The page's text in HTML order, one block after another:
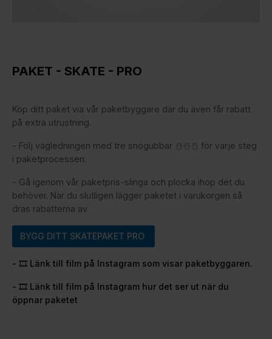
PAKET - SKATE - PRO
Köp ditt paket via vår paketbyggare där du även får rabatt
på extra utrustning.
- Följ vägledningen med tre snögubbar ☃️☃️☃️ för varje steg
i paketprocessen.
- Gå igenom vår paketpris-slinga och plocka ihop det du
behöver. När du slutligen lägger paketet i varukorgen så
dras rabatterna av.
BYGG DITT SKATEPAKET PRO
- 🎞️ Länk till film på Instagram som visar paketbyggaren.
- 🎞️ Länk till film på Instagram hur det ser ut när du
öppnar paketet